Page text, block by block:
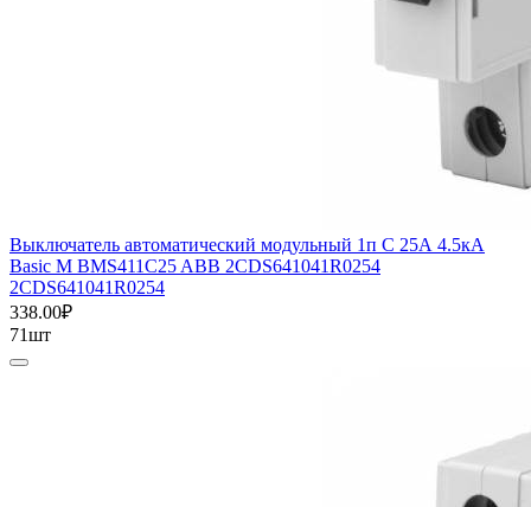
Выключатель автоматический модульный 1п C 25А 4.5кА
Basic M BMS411C25 ABB 2CDS641041R0254
2CDS641041R0254
338.00₽
71шт